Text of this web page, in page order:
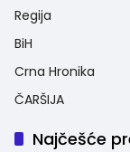
Regija
BiH
Crna Hronika
ČARŠIJA
Najčešće